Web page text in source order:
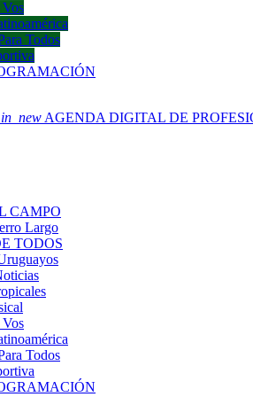
Todos
AGENDA DIGITAL DE
CAMPO
Largo
TODOS
Todos